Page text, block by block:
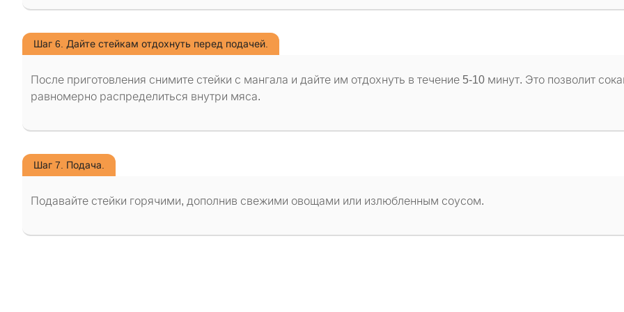
Шаг 6. Дайте стейкам отдохнуть перед подачей.
После приготовления снимите стейки с мангала и дайте им отдохнуть в течение 5-10 минут. Это позволит
равномерно распределиться внутри мяса.
Шаг 7. Подача.
Подавайте стейки горячими, дополнив свежими овощами или излюбленным соусом.